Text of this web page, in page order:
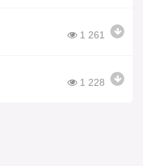
1 261
1 228